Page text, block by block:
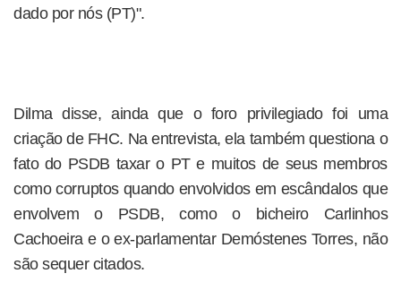
dado por nós (PT)".
Dilma disse, ainda que o foro privilegiado foi uma
criação de FHC. Na entrevista, ela também questiona o
fato do PSDB taxar o PT e muitos de seus membros
como corruptos quando envolvidos em escândalos que
envolvem o PSDB, como o bicheiro Carlinhos
Cachoeira e o ex-parlamentar Demóstenes Torres, não
são sequer citados.